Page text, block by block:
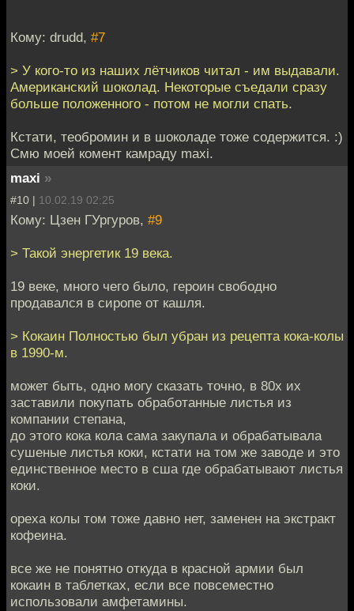
Кому: drudd, #7
> У кого-то из наших лётчиков читал - им выдавали.
Американский шоколад. Некоторые съедали сразу
больше положенного - потом не могли спать.
Кстати, теобромин и в шоколаде тоже содержится. :)
Смю моей комент камраду maxi.
maxi »
#10 | 10.02.19 02:25
Кому: Цзен ГУргуров, #9
> Такой энергетик 19 века.
19 веке, много чего было, героин свободно
продавался в сиропе от кашля.
> Кокаин Полностью был убран из рецепта кока-колы
в 1990-м.
может быть, одно могу сказать точно, в 80х их
заставили покупать обработанные листья из
компании степана,
до этого кока кола сама закупала и обрабатывала
сушеные листья коки, кстати на том же заводе и это
единственное место в сша где обрабатывают листья
коки.
ореха колы том тоже давно нет, заменен на экстракт
кофеина.
все же не понятно откуда в красной армии был
кокаин в таблетках, если все повсеместно
использовали амфетамины.